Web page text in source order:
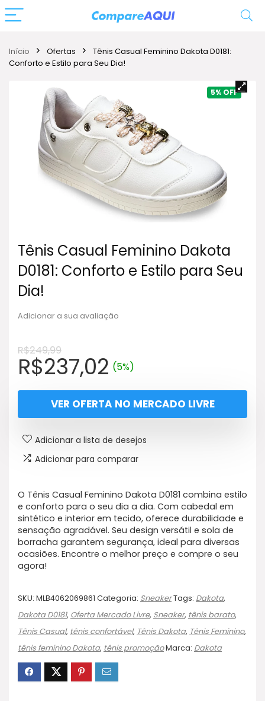
Início Ofertas
Tênis Casual Feminino Dakota D0181:
Conforto e Estilo para Seu Dia!
5%
Tênis Casual Feminino Dakota
D0181: Conforto e Estilo para Seu
Dia!
Adicionar a sua avaliação
R$249,99
O
preço
original
era:
R$249,99.
R$237,02O
preço
atual
é:
R$237,02.
(5%)
VER OFERTA NO MERCADO LIVRE
Adicionar a lista de desejos
Adicionar para comparar
O Tênis Casual Feminino Dakota D0181 combina estilo
e conforto para o seu dia a dia. Com cabedal em
sintético e interior em tecido, oferece durabilidade e
sensação agradável. Seu design versátil e sola de
borracha garantem segurança, ideal para diversas
ocasiões. Encontre o melhor preço e compre o seu
agora!
SKU: MLB4062069861 Categoria: SneakerTags: Dakota,
Dakota D0181, Oferta Mercado Livre, Sneaker, tênis barato,
Tênis Casual, tênis confortável, Tênis Dakota, Tênis Feminino,
tênis feminino Dakota, tênis promoçãoMarca: Dakota